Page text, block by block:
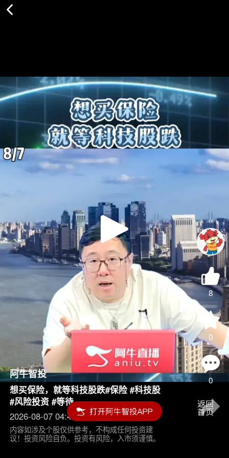
Play
Video
8
0
0
阿牛智投
想买保险，就等科技股跌#保险 #科技股
#风险投资 #等待
2026-08-07 04:45
内容如涉及个股仅供参考，不构成任何投资建
议！投资风险自负。投资有风险，入市须谨慎。